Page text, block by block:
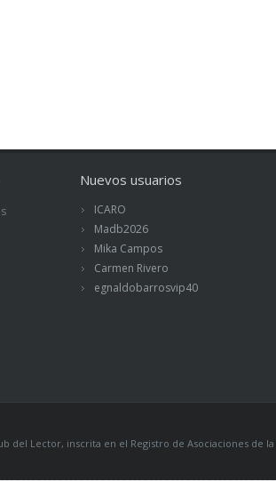
Nuevos usuarios
ICARO
Madb2026
Mika Campos
Carmen Rivero
egnaldobarrosvip40
Lector, inscrita en el Registro de Asociaciones de